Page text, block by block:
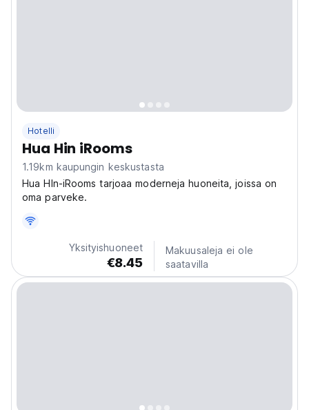
Hotelli
Hua Hin iRooms
1.19km kaupungin keskustasta
Hua HIn-iRooms tarjoaa moderneja huoneita, joissa on
oma parveke.
Yksityishuoneet
€8.45
Makuusaleja ei ole
saatavilla